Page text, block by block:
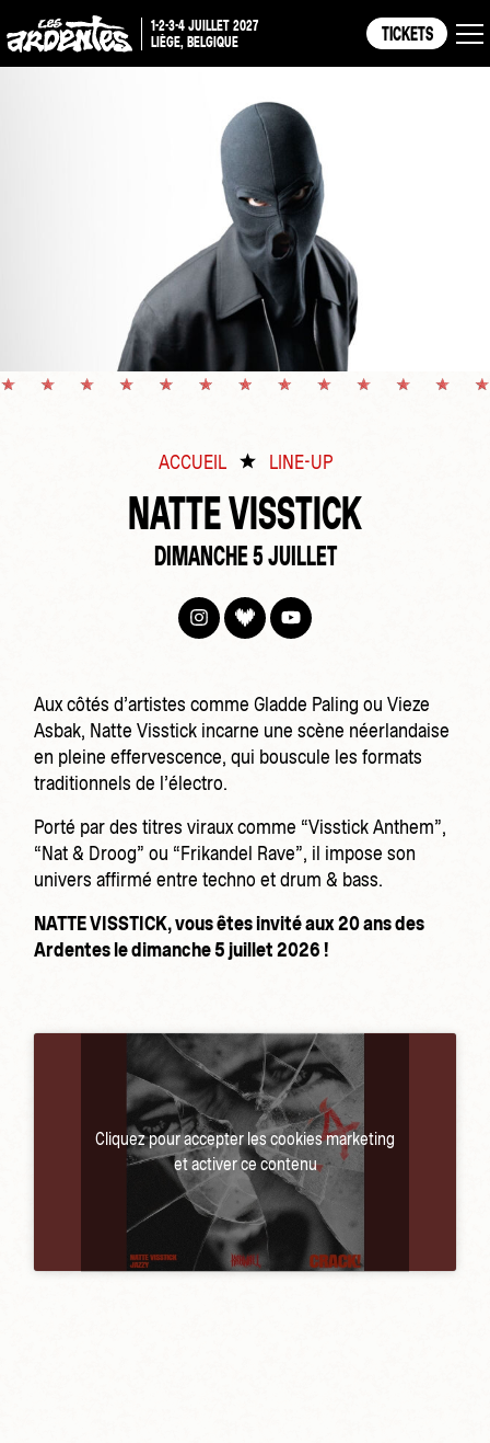
1-2-3-4 JUILLET 2027
LIÈGE, BELGIQUE
TICKETS
ACCUEIL LINE-UP
NATTE VISSTICK
DIMANCHE 5 JUILLET
Aux côtés d’artistes comme Gladde Paling ou Vieze
Asbak, Natte Visstick incarne une scène néerlandaise
en pleine effervescence, qui bouscule les formats
traditionnels de l’électro.
Porté par des titres viraux comme “Visstick Anthem”,
“Nat & Droog” ou “Frikandel Rave”, il impose son
univers affirmé entre techno et drum & bass.
NATTE VISSTICK, vous êtes invité aux 20 ans des
Ardentes le dimanche 5 juillet 2026 !
Cliquez pour accepter les cookies marketing
et activer ce contenu